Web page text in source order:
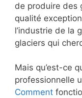
de produire des
qualité
l’industrie de la
glaciers qui
Mais qu’est-ce
professionnelle
Comment